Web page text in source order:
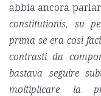
abbia ancora
constitutionis, su
prima se era così
contrasti da
bastava seguire
moltiplicare la